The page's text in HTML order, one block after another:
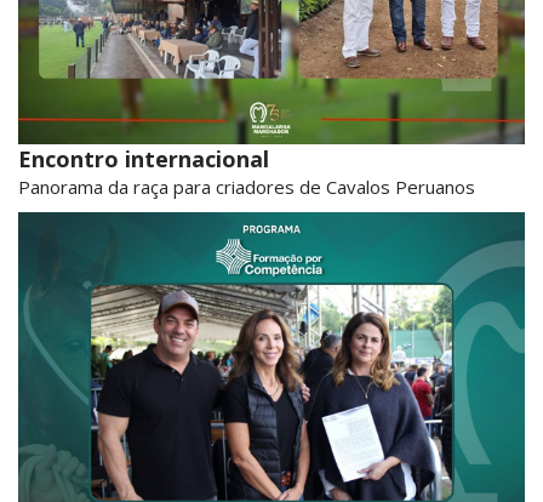
Encontro internacional
Panorama da raça para criadores de Cavalos Peruanos